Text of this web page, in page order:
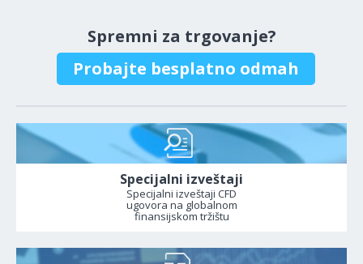
Spremni za trgovanje?
Probajte besplatno odmah
Specijalni izveštaji
Specijalni izveštaji CFD
ugovora na globalnom
finansijskom tržištu